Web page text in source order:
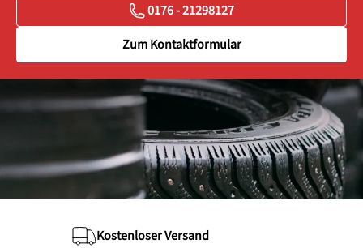
0176 - 21298127
Zum Kontaktformular
Kostenloser Versand